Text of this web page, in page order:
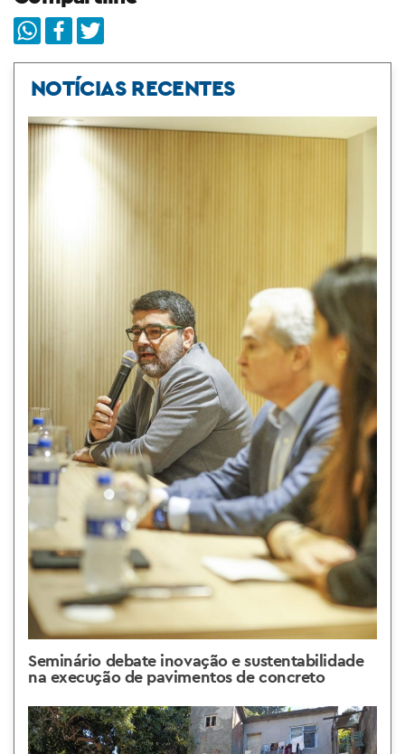
NOTÍCIAS RECENTES
Seminário debate inovação e sustentabilidade
na execução de pavimentos de concreto